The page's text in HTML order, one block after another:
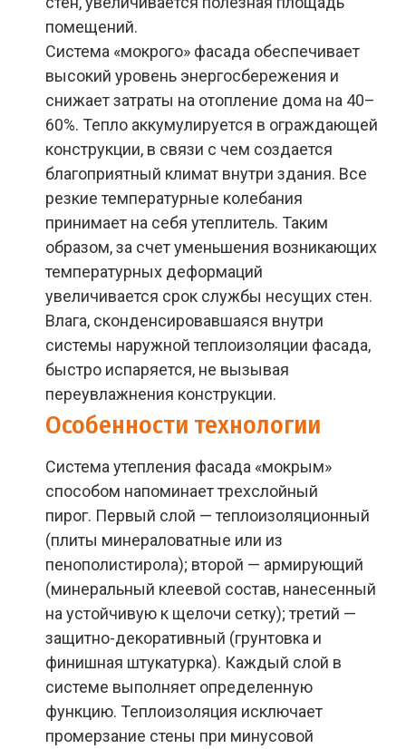
помещений.
Система «мокрого» фасада обеспечивает
высокий уровень энергосбережения и
снижает затраты на отопление дома на 40–
60%. Тепло аккумулируется в ограждающей
конструкции, в связи с чем создается
благоприятный климат внутри здания. Все
резкие температурные колебания
принимает на себя утеплитель. Таким
образом, за счет уменьшения возникающих
температурных деформаций
увеличивается срок службы несущих стен.
Влага, сконденсировавшаяся внутри
системы наружной теплоизоляции фасада,
быстро испаряется, не вызывая
переувлажнения конструкции.
Особенности технологии
Система утепления фасада «мокрым»
способом напоминает трехслойный
пирог. Первый слой — теплоизоляционный
(плиты минераловатные или из
пенополистирола); второй — армирующий
(минеральный клеевой состав, нанесенный
на устойчивую к щелочи сетку); третий —
защитно-декоративный (грунтовка и
финишная штукатурка). Каждый слой в
системе выполняет определенную
функцию. Теплоизоляция исключает
промерзание стены при минусовой